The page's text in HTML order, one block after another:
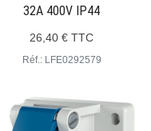
32A 400V IP44
26,40 € TTC
Réf.: LFE0292579